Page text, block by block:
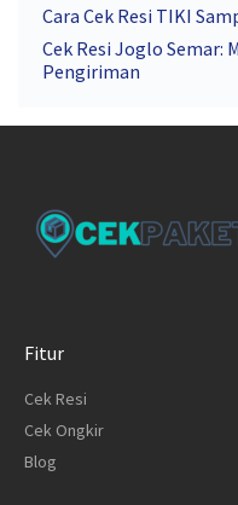
Cara Cek Resi TIKI
Cek Resi Joglo Semar:
Pengiriman
Fitur
Cek Resi
Cek Ongkir
Blog